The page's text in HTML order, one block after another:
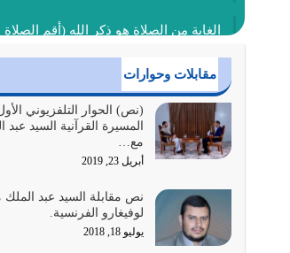
الغاية من الصلاة هو ذكر الله (أقم
أغسطس 2, 2026
السبب الرئيسي لشقاء الأمة الابتعاد عن
والتعدي لحدود الله بالإضافات للدين
أغسطس 1, 2026
أبرز أسباب الشقاء هو الإعراض عن ذكر
الله المتمثل في القرآن الكريم
يوليو 31, 2026
مقابلات وحوارات
(نص) الحوار التلفزيوني
المسيرة القرآنية السيد عبد
مع…
أبريل 23, 2019
نص مقابلة السيد عبد
لوفيغارو الفرنسية.
يوليو 18, 2018